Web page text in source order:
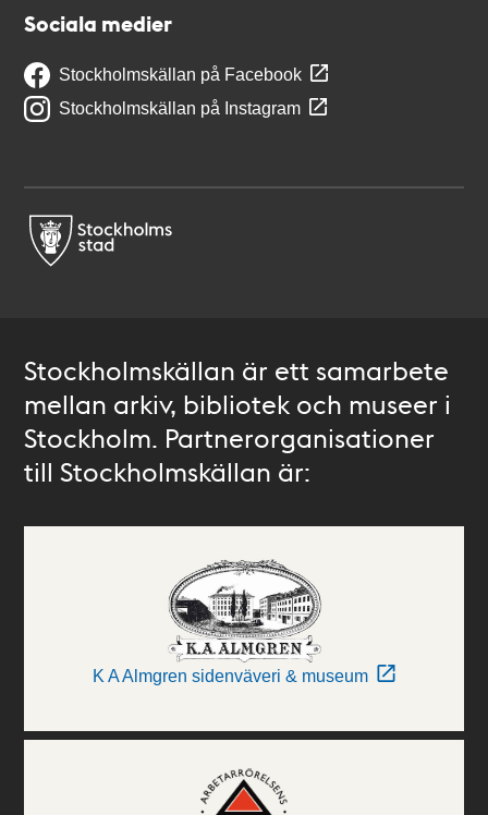
Sociala medier
Stockholmskällan på Facebook
Stockholmskällan på Instagram
Stockholmskällan är ett samarbete
mellan arkiv, bibliotek och museer i
Stockholm. Partnerorganisationer
till Stockholmskällan är:
K A Almgren sidenväveri & museum